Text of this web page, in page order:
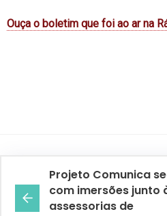
Ouça o boletim que foi ao ar na
Projeto Comunica
com imersões junto
assessorias de